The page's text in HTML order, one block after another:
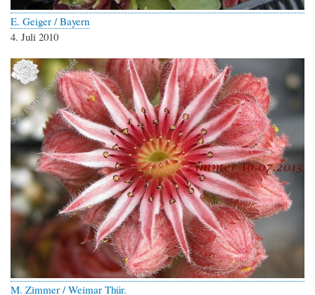
E. Geiger / Bayern
4. Juli 2010
M. Zimmer / Weimar Thür.